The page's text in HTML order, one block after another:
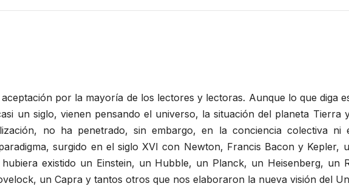
por la mayoría de los lectores y lectoras. Aunque lo que diga
un siglo, vienen pensando el universo, la situación del planeta Tierra
no ha penetrado, sin embargo, en la conciencia colectiva ni
surgido en el siglo XVI con Newton, Francis Bacon y Kepler,
existido un Einstein, un Hubble, un Planck, un Heisenberg, un
un Capra y tantos otros que nos elaboraron la nueva visión del